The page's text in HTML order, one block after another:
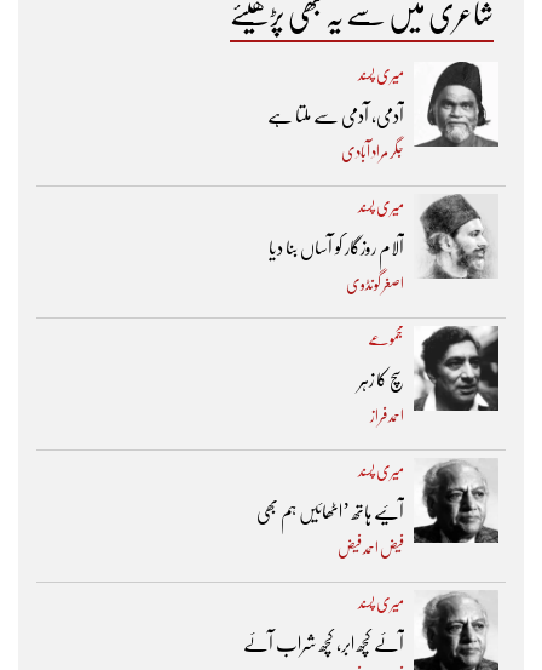
شاعری میں سے یہ بھی پڑھیئے
میری پسند
آدمی، آدمی سے ملتا ہے
جگر مراد آبادی
میری پسند
آلام روزگار کو آساں بنا دیا
اصغر گونڈوی
مجموعے
سچ کا زہر
احمد فراز
میری پسند
آئیے ہاتھ ’اٹھائیں ہم بھی
فیض احمد فیض
میری پسند
آئے کچھ ابر، کچھ شراب آئے